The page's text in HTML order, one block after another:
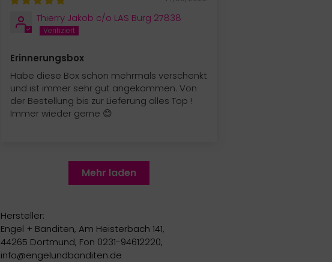
Thierry Jakob c/o LAS Burg 27838
Erinnerungsbox
Habe diese Box schon mehrmals verschenkt
und ist immer sehr gut angekommen. Von
der Bestellung bis zur Lieferung alles Top !
Immer wieder gerne 😊
Mehr laden
Hersteller:
Engel + Banditen, Am Heisterbach 141,
44265 Dortmund, Fon 0231-94612220,
info@engelundbanditen.de